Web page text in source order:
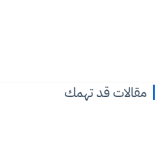
مقالات قد تهمك